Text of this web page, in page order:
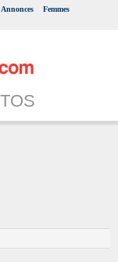
Annonces
Femmes